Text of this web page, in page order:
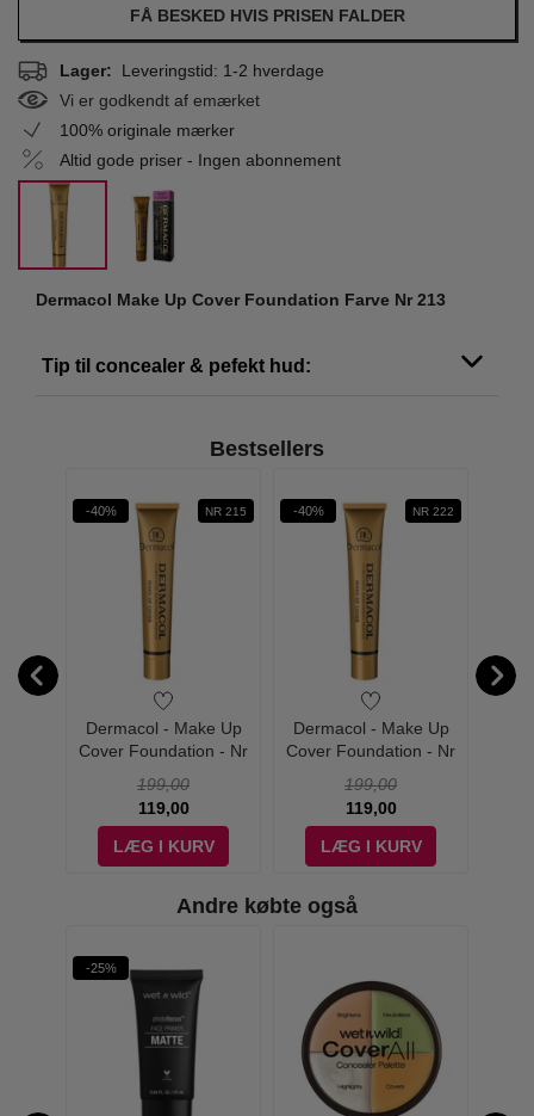
FÅ BESKED HVIS PRISEN FALDER
Lager: Leveringstid: 1-2 hverdage
Vi er godkendt af emærket
100% originale mærker
Altid gode priser - Ingen abonnement
Dermacol Make Up Cover Foundation Farve Nr 213
Tip til concealer & pefekt hud:
Bestsellers
-40% NR 215
Dermacol - Make Up
Cover Foundation - Nr
199,00
119,00
LÆG I KURV
-40% NR 222
Dermacol - Make Up
Cover Foundation - Nr
199,00
119,00
LÆG I KURV
Andre købte også
-25%